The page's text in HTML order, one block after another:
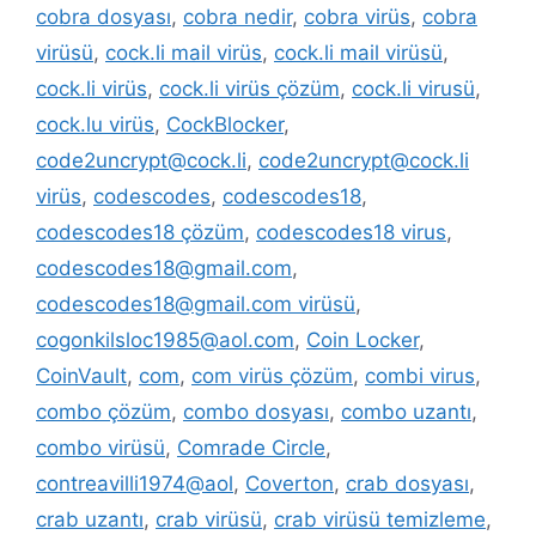
cobra dosyası, cobra nedir, cobra virüs, cobra
virüsü, cock.li mail virüs, cock.li mail virüsü,
cock.li virüs, cock.li virüs çözüm, cock.li virusü,
cock.lu virüs, CockBlocker,
code2uncrypt@cock.li, code2uncrypt@cock.li
virüs, codescodes, codescodes18,
codescodes18 çözüm, codescodes18 virus,
codescodes18@gmail.com,
codescodes18@gmail.com virüsü,
cogonkilsloc1985@aol.com, Coin Locker,
CoinVault, com, com virüs çözüm, combi virus,
combo çözüm, combo dosyası, combo uzantı,
combo virüsü, Comrade Circle,
contreavilli1974@aol, Coverton, crab dosyası,
crab uzantı, crab virüsü, crab virüsü temizleme,